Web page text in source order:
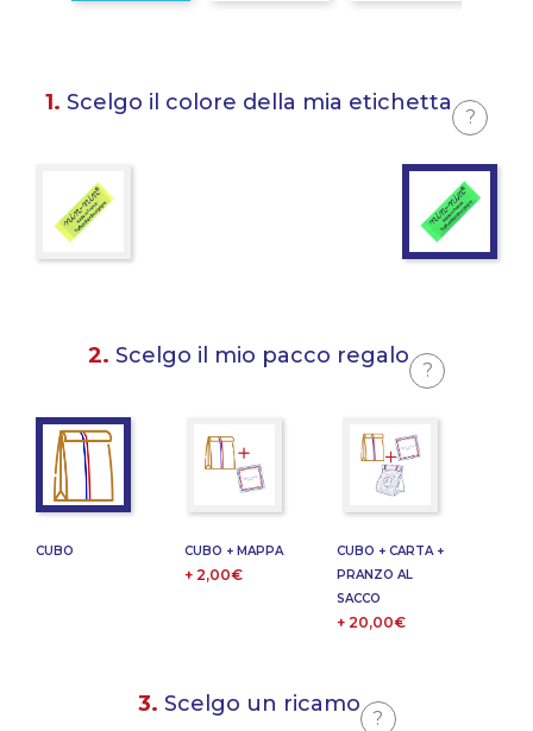
1. Scelgo il colore della mia etichetta
?
2. Scelgo il mio pacco regalo
?
CUBO CUBO + MAPPA
+ 2,00€
CUBO + CARTA +
PRANZO AL
SACCO
+ 20,00€
3. Scelgo un ricamo
?